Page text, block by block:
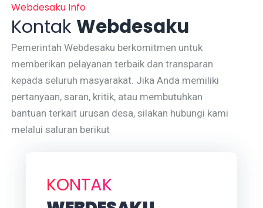
Webdesaku Info
Kontak Webdesaku
Pemerintah Webdesaku berkomitmen untuk
memberikan pelayanan terbaik dan transparan
kepada seluruh masyarakat. Jika Anda memiliki
pertanyaan, saran, kritik, atau membutuhkan
bantuan terkait urusan desa, silakan hubungi kami
melalui saluran berikut
KONTAK